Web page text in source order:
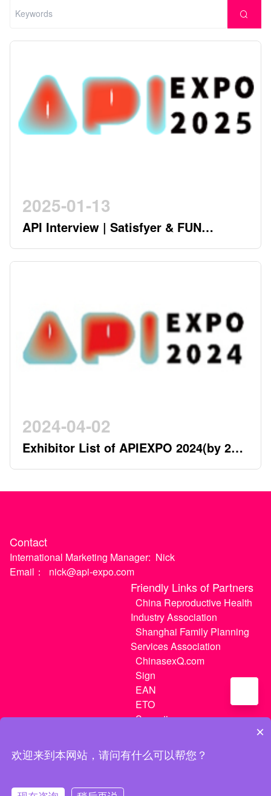
2025-01-13
API Interview | Satisfyer & FUN
FACTORY - German Twin Stars
Pioneering a New Era in the Industry
2024-04-02
Exhibitor List of APIEXPO 2024(by 2nd
April)
Contact
International Marketing Manager: Nick
Email：
nick@api-expo.com
Friendly Links of Partners
China Reproductive Health
Industry Association
Shanghai Family Planning
Services Association
ChinasexQ.com
Sign
EAN
ETO
Sugextions
沪ICP备20021056号-1 | 沪ICP备20021056号-3
×
欢迎来到本网站，请问有什么可以帮您？